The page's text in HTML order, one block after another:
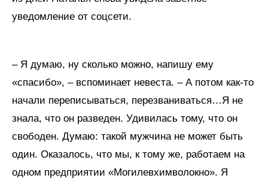
уведомление от соцсети.
– Я думаю, ну сколько можно, напишу ему
«спасибо», – вспоминает невеста. – А потом как-то
начали переписываться, перезваниваться…Я не
знала, что он разведен. Удивилась тому, что он
свободен. Думаю: такой мужчина не может быть
один. Оказалось, что мы, к тому же, работаем на
одном предприятии «Могилевхимволокно». Я